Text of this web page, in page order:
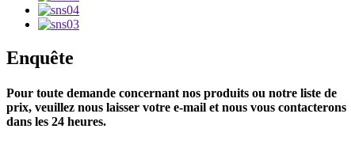
Enquête
Pour toute demande concernant nos produits ou notre liste de
prix, veuillez nous laisser votre e-mail et nous vous contacterons
dans les 24 heures.